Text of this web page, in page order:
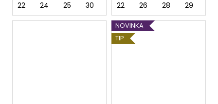
22 24 25 30 22 26 28 29
NOVINKA
TIP